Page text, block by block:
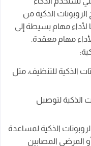
الذكية من
لأداء مهام بسيطة إلى
مهام معقدة.
الذكية للتنظيف، مثل
الذكية لتوصيل
الذكية لمساعدة
المرضى المصابين